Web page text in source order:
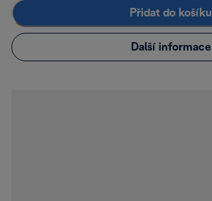
Přidat do košíku
Další informace